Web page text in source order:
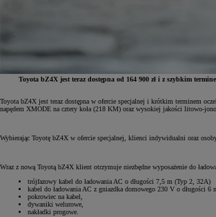
Yaris Cross
HYBRID
Toyota bZ4X jest teraz dostępna od 164 900 zł i z szybkim
Toyota bZ4X jest teraz dostępna w ofercie specjalnej i krótkim terminem
napędem XMODE na cztery koła (218 KM) oraz wysokiej jakości litowo-
Wybierając Toyotę bZ4X w ofercie specjalnej, klienci indywidualni oraz
Wraz z nową Toyotą bZ4X klient otrzymuje niezbędne wyposażenie do
trójfazowy kabel do ładowania AC o długości 7,5 m (Typ 2, 32A)
kabel do ładowania AC z gniazdka domowego 230 V o długości 6
pokrowiec na kabel,
dywaniki welurowe,
nakładki progowe.